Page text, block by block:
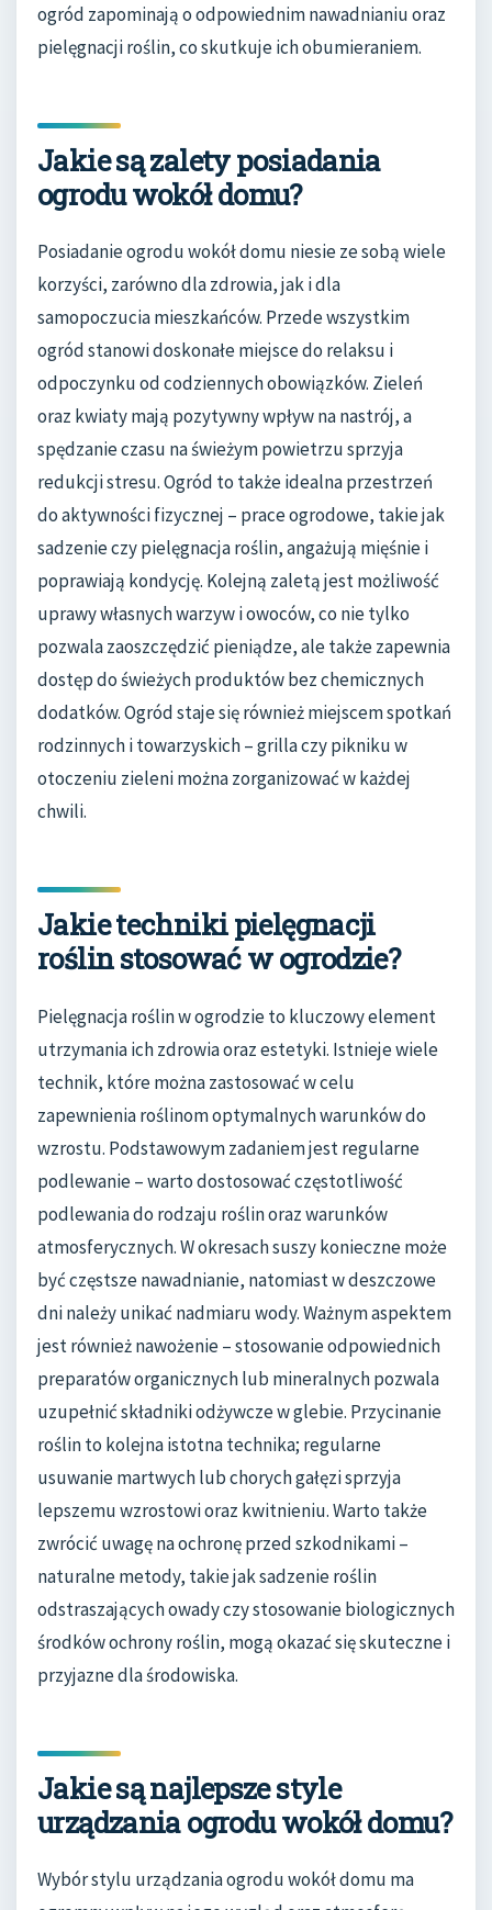
ogród zapominają o odpowiednim nawadnianiu oraz
pielęgnacji roślin, co skutkuje ich obumieraniem.
Jakie są zalety posiadania
ogrodu wokół domu?
Posiadanie ogrodu wokół domu niesie ze sobą wiele
korzyści, zarówno dla zdrowia, jak i dla
samopoczucia mieszkańców. Przede wszystkim
ogród stanowi doskonałe miejsce do relaksu i
odpoczynku od codziennych obowiązków. Zieleń
oraz kwiaty mają pozytywny wpływ na nastrój, a
spędzanie czasu na świeżym powietrzu sprzyja
redukcji stresu. Ogród to także idealna przestrzeń
do aktywności fizycznej – prace ogrodowe, takie jak
sadzenie czy pielęgnacja roślin, angażują mięśnie i
poprawiają kondycję. Kolejną zaletą jest możliwość
uprawy własnych warzyw i owoców, co nie tylko
pozwala zaoszczędzić pieniądze, ale także zapewnia
dostęp do świeżych produktów bez chemicznych
dodatków. Ogród staje się również miejscem spotkań
rodzinnych i towarzyskich – grilla czy pikniku w
otoczeniu zieleni można zorganizować w każdej
chwili.
Jakie techniki pielęgnacji
roślin stosować w ogrodzie?
Pielęgnacja roślin w ogrodzie to kluczowy element
utrzymania ich zdrowia oraz estetyki. Istnieje wiele
technik, które można zastosować w celu
zapewnienia roślinom optymalnych warunków do
wzrostu. Podstawowym zadaniem jest regularne
podlewanie – warto dostosować częstotliwość
podlewania do rodzaju roślin oraz warunków
atmosferycznych. W okresach suszy konieczne może
być częstsze nawadnianie, natomiast w deszczowe
dni należy unikać nadmiaru wody. Ważnym aspektem
jest również nawożenie – stosowanie odpowiednich
preparatów organicznych lub mineralnych pozwala
uzupełnić składniki odżywcze w glebie. Przycinanie
roślin to kolejna istotna technika; regularne
usuwanie martwych lub chorych gałęzi sprzyja
lepszemu wzrostowi oraz kwitnieniu. Warto także
zwrócić uwagę na ochronę przed szkodnikami –
naturalne metody, takie jak sadzenie roślin
odstraszających owady czy stosowanie biologicznych
środków ochrony roślin, mogą okazać się skuteczne i
przyjazne dla środowiska.
Jakie są najlepsze style
urządzania ogrodu wokół domu?
Wybór stylu urządzania ogrodu wokół domu ma